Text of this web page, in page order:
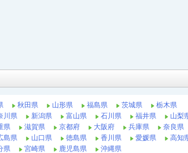
秋田県 山形県 福島県 茨城県
栃木県
川県 新潟県 富山県 石川県 福井県
山梨
県 滋賀県 京都府 大阪府 兵庫県
奈良県
島県 山口県 徳島県 香川県 愛媛県
高知
県 宮崎県 鹿児島県 沖縄県